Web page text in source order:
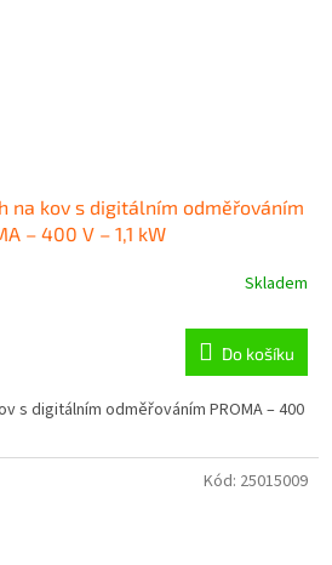
na kov s digitálním odměřováním
– 400 V – 1,1 kW
Skladem
Do košíku
s digitálním odměřováním PROMA – 400
Kód: 25015009